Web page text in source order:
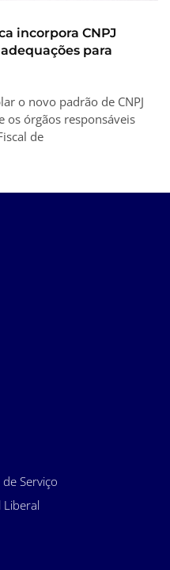
incorpora CNPJ
para
o novo padrão de CNPJ
os órgãos responsáveis
de
Serviço